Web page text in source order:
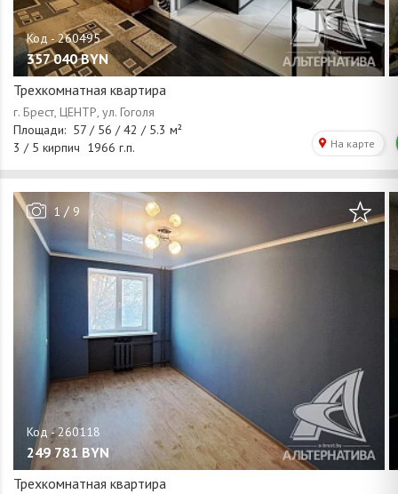
357 040 BYN
Трехкомнатная квартира
1 / 9
249 781 BYN
Трехкомнатная квартира